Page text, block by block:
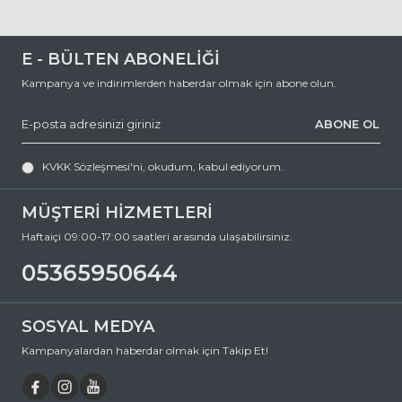
0 (536) 595 06 44
numaralı telefonumuzu arayabilir veya
sağlığınızı koruyan hem de stilinizi tamamlayan mükemmel bir
Ürün Açıklaması
Çerçeve Rengi
Cam Rengi Füme
MÜŞTERİ HİZMETLERİ
Haftaiçi 09:00-17:00 saatleri arasında ulaşabilirsiniz.
05365950644
E - BÜLTEN ABONELİĞİ
Kampanya ve indirimlerden haberdar olmak için abone olun.
ABONE OL
KVKK Sözleşmesi'ni , okudum, kabul ediyorum.
SOSYAL MEDYA
Kampanyalardan haberdar olmak için Takip Et!